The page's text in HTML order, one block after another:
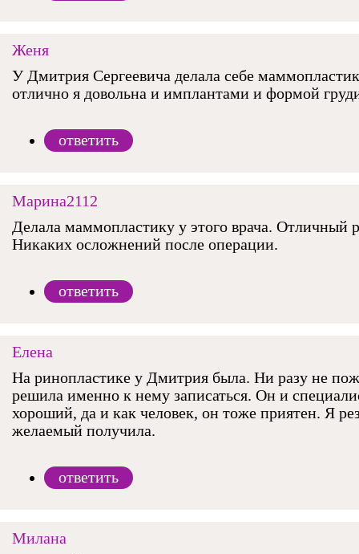
Женя
У Дмитрия Сергеевича делала себе
отлично я довольна и имплантами и формой
ответить
Марина2112
Делала маммопластику у этого врача. Отличный
Никаких осложнений после операции.
ответить
Елена
На ринопластике у Дмитрия была. Ни разу не
решила именно к нему записаться. Он и
хороший, да и как человек, он тоже приятен. Я
желаемый получила.
ответить
Милана